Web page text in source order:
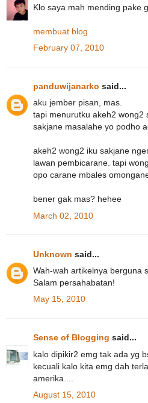
Klo saya mah mending pake
membuat blog
February 07, 2010
panduwijanarko said...
aku jember pisan, mas.
tapi menurutku akeh2 wong2
sakjane masalahe yo podho
akeh2 wong2 iku sakjane
lawan pembicarane. tapi
opo carane mbales
bener gak mas? hehee
March 02, 2010
Unknown said...
Wah-wah artikelnya berguna
Salam persahabatan!
May 15, 2010
Sense of Blogging said...
kalo dipikir2 emg tak ada yg
kecuali kalo kita emg dah
amerika....
August 15, 2010